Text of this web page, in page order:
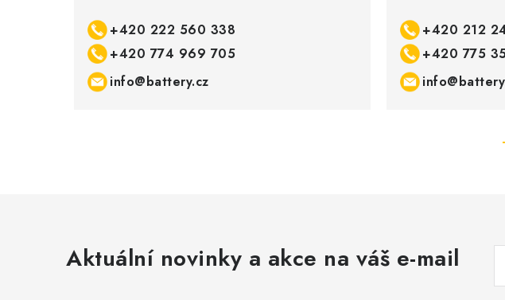
+420 222 560 338
+420 774 969 705
info@battery.cz
+420 212
+420 775
Aktuální novinky a akce na váš e-mail